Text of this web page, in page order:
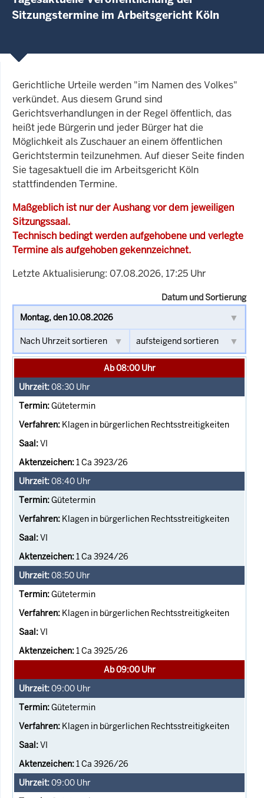
Sitzungstermine im Arbeitsgericht Köln
Gerichtliche Urteile werden "im Namen des Volkes"
verkündet. Aus diesem Grund sind
Gerichtsverhandlungen in der Regel öffentlich, das
heißt jede Bürgerin und jeder Bürger hat die
Möglichkeit als Zuschauer an einem öffentlichen
Gerichtstermin teilzunehmen. Auf dieser Seite finden
Sie tagesaktuell die im Arbeitsgericht Köln
stattfindenden Termine.
Maßgeblich ist nur der Aushang vor dem jeweiligen
Sitzungssaal.
Technisch bedingt werden aufgehobene und verlegte
Termine als aufgehoben gekennzeichnet.
Letzte Aktualisierung: 07.08.2026, 17:25 Uhr
Datum und Sortierung
Ab 08:00 Uhr
08:30 Uhr
Gütetermin
Klagen in bürgerlichen Rechtsstreitigkeiten
VI
1 Ca 3923/26
08:40 Uhr
Gütetermin
Klagen in bürgerlichen Rechtsstreitigkeiten
VI
1 Ca 3924/26
08:50 Uhr
Gütetermin
Klagen in bürgerlichen Rechtsstreitigkeiten
VI
1 Ca 3925/26
Ab 09:00 Uhr
09:00 Uhr
Gütetermin
Klagen in bürgerlichen Rechtsstreitigkeiten
VI
1 Ca 3926/26
09:00 Uhr